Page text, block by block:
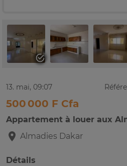
13. mai, 09:07
500 000 F Cfa
Appartement à louer aux
Almadies Dakar
Détails